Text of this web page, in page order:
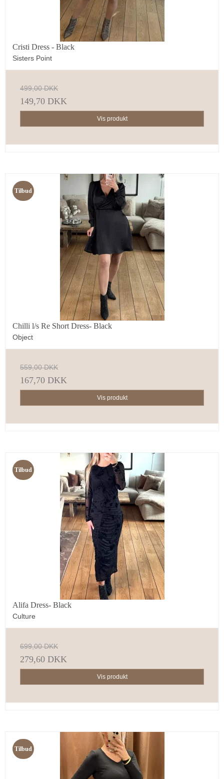
Cristi Dress - Black
Sisters Point
499,00 DKK
149,70 DKK
Vis produkt
Tilbud
Chilli l/s Re Short Dress- Black
Object
559,00 DKK
167,70 DKK
Vis produkt
Tilbud
Alifa Dress- Black
Culture
699,00 DKK
279,60 DKK
Vis produkt
Tilbud